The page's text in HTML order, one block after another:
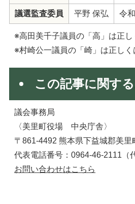
議選監査委員 平野 保弘 令
※高田美千子議員の「高」は正し
※村崎公一議員の「崎」は正しく
この記事に関す
議会事務局
〈美里町役場 中央庁舎〉
〒861-4492 熊本県下益城郡美里
代表電話番号：0964-46-2111（
お問い合わせはこちら